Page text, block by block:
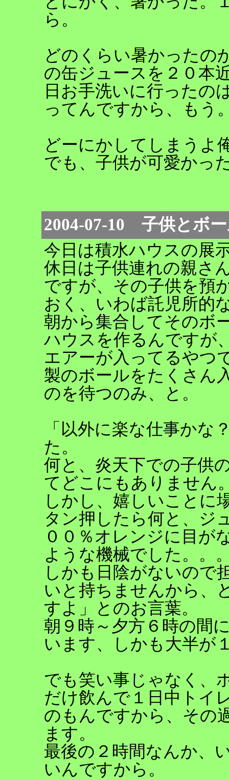
ら。
どのくらい暑かったの
の缶ジュースを２０本
日お手洗いに行ったの
ってんですから、もう
どーにかしてしまうよ
でも、子供が可愛かっ
2004-07-10 子供とボ
今日は積水ハウスの展
休日は子供連れの親さ
ですが、その子供を預
おく、いわば託児所的
朝から集合してそのボ
ハウスを作るんですが
エアーが入ってるやつ
製のボールをたくさん
のを待つのみ、と。
「以外に楽な仕事かな
た。
何と、炎天下での子供
てどこにもありません
しかし、嬉しいことに
タン押したら何と、ジ
００％オレンジに目が
ような機械でした。。
しかも日陰がないので
いと持ちませんから、
すよ」とのお言葉。
朝９時～夕方６時の間
います、しかも大半が
でも笑い事じゃなく、
だけ飲んで１日中トイ
のもんですから、その
ます。
最後の２時間なんか、
いんですから。